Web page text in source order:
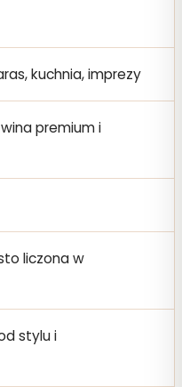
kuchnia, imprezy
premium i
liczona w
stylu i